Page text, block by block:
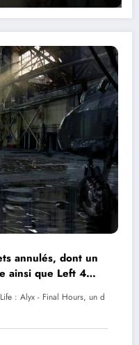
annulés, dont un
ainsi que Left 4
: Alyx - Final Hours, un d